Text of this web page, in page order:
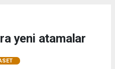
yeni atamalar